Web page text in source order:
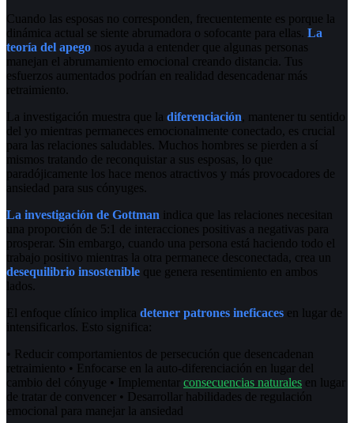
Cuando las esposas no corresponden, frecuentemente es porque la
dinámica actual se siente abrumadora o sofocante para ellas. La
teoría del apego nos ayuda a entender que algunas personas
manejan el abrumamiento emocional creando distancia. Tus
esfuerzos aumentados podrían en realidad desencadenar más
retraimiento.
La investigación muestra que la diferenciación, mantener tu sentido
del yo mientras permaneces emocionalmente conectado, es crucial
para las relaciones saludables. Muchos hombres se pierden a sí
mismos tratando de reconquistar a sus esposas, lo que
paradójicamente los hace menos atractivos y más provocadores de
ansiedad para sus cónyuges.
La investigación de Gottman indica que las relaciones necesitan
una proporción de 5:1 de interacciones positivas a negativas para
prosperar. Sin embargo, cuando una persona está haciendo todo el
trabajo positivo mientras la otra permanece desconectada, crea un
desequilibrio insostenible que genera resentimiento en ambos
lados.
El enfoque clínico implica detener patrones ineficaces en lugar de
intensificarlos. Esto significa:
• Reducir comportamientos de persecución que desencadenan
retraimiento • Enfocarse en la auto-diferenciación en lugar del
cambio del cónyuge • Implementar consecuencias naturales en lugar
de tratar de convencer • Desarrollar habilidades de regulación
emocional para manejar la ansiedad